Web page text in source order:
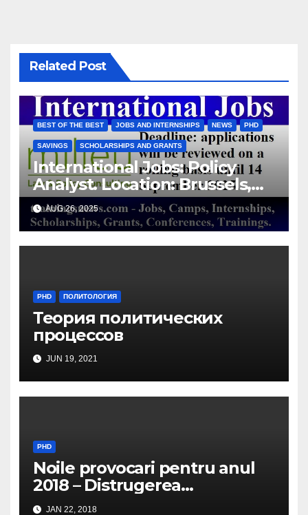
Related Post
BEST OF THE BEST JOBS AND INTERNSHIPS NEWS PHD
SAVINGS SCHOLARSHIPS AND GRANTS
International Jobs: Policy
Analyst. Location: Brussels,
Belgium/ Milieu Consulting
SRL
AUG 26, 2025
PHD ПОЛИТОЛОГИЯ
Теория политических
процессов
JUN 19, 2021
PHD
Noile provocari pentru anul
2018 – Distrugerea
structurilor EUro-Atlanti…
JAN 22, 2018